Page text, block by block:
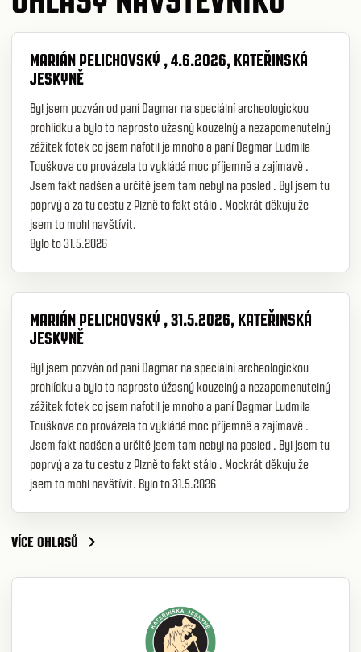
MARIÁN PELICHOVSKÝ , 4.6.2026, KATEŘINSKÁ
JESKYNĚ
Byl jsem pozván od paní Dagmar na speciální archeologickou
prohlídku a bylo to naprosto úžasný kouzelný a nezapomenutelný
zážitek fotek co jsem nafotil je mnoho a paní Dagmar Ludmila
Touškova co provázela to vykládá moc příjemně a zajímavě .
Jsem fakt nadšen a určitě jsem tam nebyl na posled . Byl jsem tu
poprvý a za tu cestu z Plzně to fakt stálo . Mockrát děkuju že
jsem to mohl navštívit.
Bylo to 31.5.2026
MARIÁN PELICHOVSKÝ , 31.5.2026, KATEŘINSKÁ
JESKYNĚ
Byl jsem pozván od paní Dagmar na speciální archeologickou
prohlídku a bylo to naprosto úžasný kouzelný a nezapomenutelný
zážitek fotek co jsem nafotil je mnoho a paní Dagmar Ludmila
Touškova co provázela to vykládá moc příjemně a zajímavě .
Jsem fakt nadšen a určitě jsem tam nebyl na posled . Byl jsem tu
poprvý a za tu cestu z Plzně to fakt stálo . Mockrát děkuju že
jsem to mohl navštívit. Bylo to 31.5.2026
VÍCE OHLASŮ